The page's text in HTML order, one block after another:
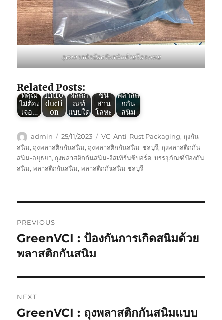
ถุงพลาสติกป้องกันสนิมด้วยไอระเหย
Related Posts:
Green
VCI :
ปัญหา
ที่คุณ
ไม่ต้อง
เจอ…
Green
VCI
and)
Intro
ducti
on
Green
VCI :
ถุง
พลาสติ
กกัน
ใช้กัน
ผลิตภั
ณฑ์
แบบใด
Green
VCI :
ถุง
พลาสติ
กกัน
สนิม
ใช้ใน
งานห่อ
ชิ้น
ส่วน
โลหะ
Green
VCI :
พลาสติ
กกัน
สนิม
Author
admin
Posted
on
25/11/2023 Tags
VCI Anti-Rust Packaging, ถุงกัน
สนิม, ถุงพลาสติกกันสนิม, ถุงพลาสติกกันสนิม-ชลบุรี, ถุงพลาสติกกัน
สนิม-อยุธยา, ถุงพลาสติกกันสนิม-อิสเทิร์นซีบอร์ด,บรรจุภัณฑ์ป้องกัน
สนิม,พลาสติกกันสนิม,พลาสติกกันสนิม ชลบุรี
navigation
PREVIOUS
Previous
post:
GreenVCI : ป้องกันการเกิดสนิมด้วย
พลาสติกกันสนิม
NEXT
Next
GreenVCI : ถุงพลาสติกกันสนิมแบบ